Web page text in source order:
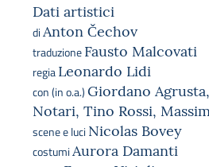
Dati artistici
di Anton Čechov
traduzione Fausto Malcovati
regia Leonardo Lidi
con (in o.a.) Giordano
Notari, Tino Rossi,
scene e luci Nicolas Bovey
costumi Aurora Damanti